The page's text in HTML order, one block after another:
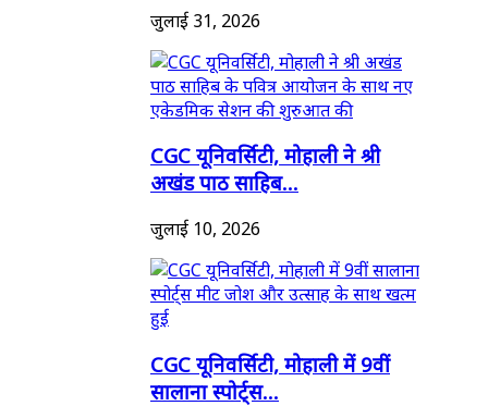
जुलाई 31, 2026
CGC यूनिवर्सिटी, मोहाली ने श्री
अखंड पाठ साहिब...
जुलाई 10, 2026
CGC यूनिवर्सिटी, मोहाली में 9वीं
सालाना स्पोर्ट्स...